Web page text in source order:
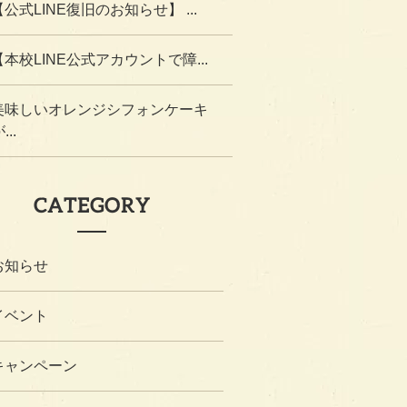
公式LINE復旧のお知らせ】 ...
本校LINE公式アカウントで障...
味しいオレンジシフォンケーキ
...
CATEGORY
知らせ
ベント
ャンペーン